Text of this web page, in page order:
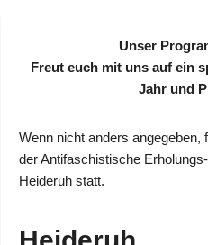
Unser
Freut euch mit uns auf ein
Jahr und
Wenn nicht anders angegeben,
der Antifaschistische
Heideruh statt.